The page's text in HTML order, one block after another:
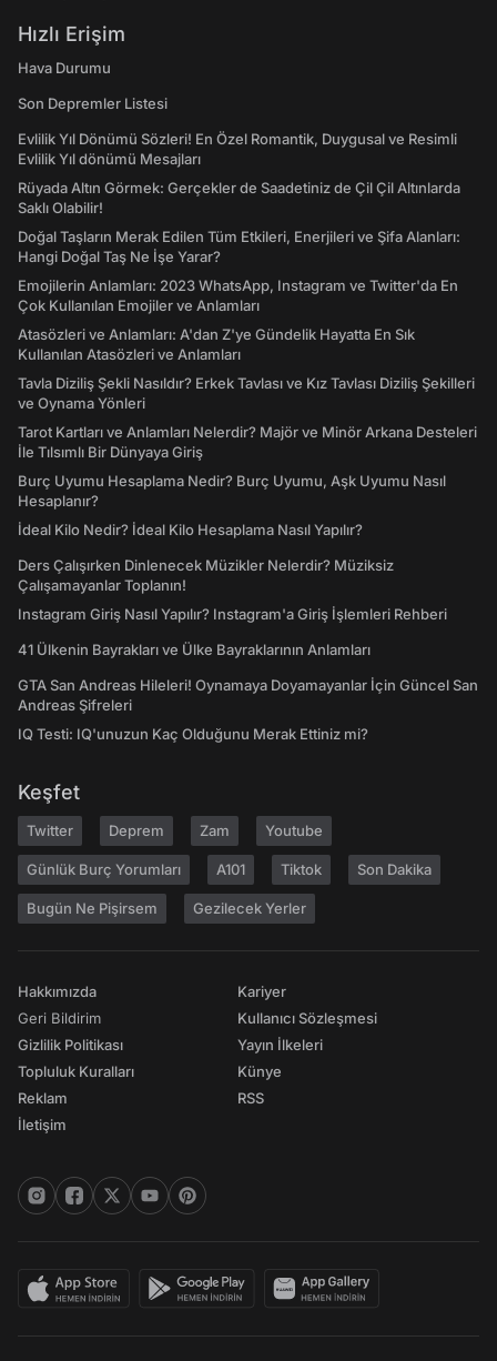
Hızlı Erişim
Hava Durumu
Son Depremler Listesi
Evlilik Yıl Dönümü Sözleri! En Özel Romantik, Duygusal ve Resimli
Evlilik Yıl dönümü Mesajları
Rüyada Altın Görmek: Gerçekler de Saadetiniz de Çil Çil Altınlarda
Saklı Olabilir!
Doğal Taşların Merak Edilen Tüm Etkileri, Enerjileri ve Şifa Alanları:
Hangi Doğal Taş Ne İşe Yarar?
Emojilerin Anlamları: 2023 WhatsApp, Instagram ve Twitter'da En
Çok Kullanılan Emojiler ve Anlamları
Atasözleri ve Anlamları: A'dan Z'ye Gündelik Hayatta En Sık
Kullanılan Atasözleri ve Anlamları
Tavla Diziliş Şekli Nasıldır? Erkek Tavlası ve Kız Tavlası Diziliş Şekilleri
ve Oynama Yönleri
Tarot Kartları ve Anlamları Nelerdir? Majör ve Minör Arkana Desteleri
İle Tılsımlı Bir Dünyaya Giriş
Burç Uyumu Hesaplama Nedir? Burç Uyumu, Aşk Uyumu Nasıl
Hesaplanır?
İdeal Kilo Nedir? İdeal Kilo Hesaplama Nasıl Yapılır?
Ders Çalışırken Dinlenecek Müzikler Nelerdir? Müziksiz
Çalışamayanlar Toplanın!
Instagram Giriş Nasıl Yapılır? Instagram'a Giriş İşlemleri Rehberi
41 Ülkenin Bayrakları ve Ülke Bayraklarının Anlamları
GTA San Andreas Hileleri! Oynamaya Doyamayanlar İçin Güncel San
Andreas Şifreleri
IQ Testi: IQ'unuzun Kaç Olduğunu Merak Ettiniz mi?
Keşfet
Twitter Deprem Zam Youtube
Günlük Burç Yorumları A101 Tiktok Son Dakika
Bugün Ne Pişirsem Gezilecek Yerler
Hakkımızda
Geri Bildirim
Gizlilik Politikası
Topluluk Kuralları
Reklam
İletişim
Kariyer
Kullanıcı Sözleşmesi
Yayın İlkeleri
Künye
RSS